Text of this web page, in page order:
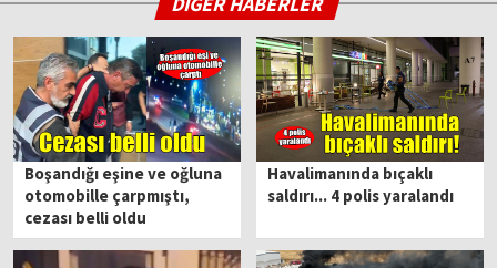
Boşandığı eşine ve oğluna
otomobille çarpmıştı,
cezası belli oldu
Havalimanında bıçaklı
saldırı... 4 polis yaralandı